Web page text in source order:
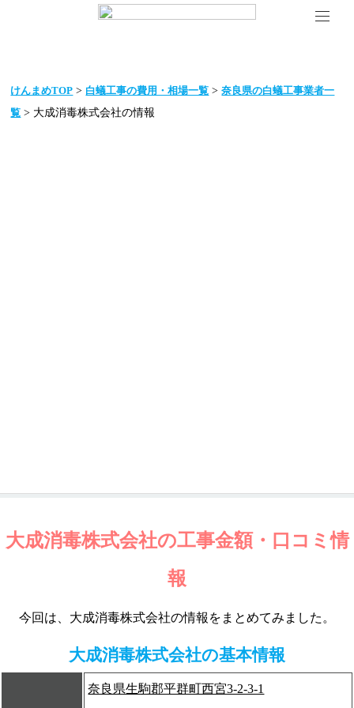
けんまめTOP > 白蟻工事の費用・相場一覧 >奈良県の白蟻工事業者一
覧 > 大成消毒株式会社の情報
大成消毒株式会社の工事金額・口コミ情
報
今回は、大成消毒株式会社の情報をまとめてみました。
大成消毒株式会社の基本情報
奈良県生駒郡平群町西宮3-2-3-1